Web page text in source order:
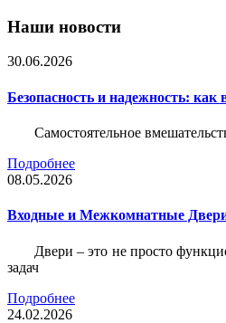
Наши новости
30.06.2026
Безопасность и надежность:
Самостоятельное
Подробнее
08.05.2026
Входные и Межкомнатные
Двери – это не просто
задач
Подробнее
24.02.2026